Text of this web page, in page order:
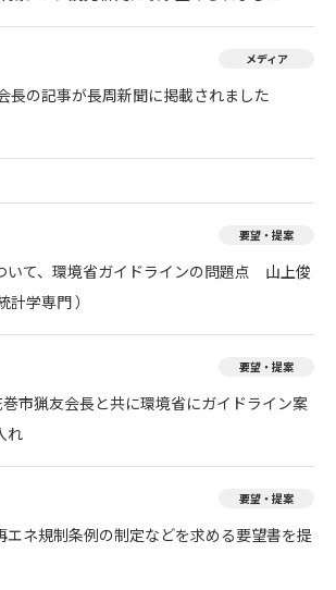
メディア
長の記事が長周新聞に掲載されました
要望・提案
いて、環境省ガイドラインの問題点 山上俊
学専門 ）
要望・提案
市猟友会長と共に環境省にガイドライン案
れ
要望・提案
エネ規制条例の制定などを求める要望書を提